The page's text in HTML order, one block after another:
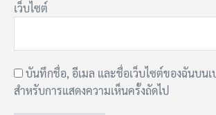
เว็บไซต์
บันทึกชื่อ, อีเมล และชื่อเว็บไซต์ของฉันบนเ
สำหรับการแสดงความเห็นครั้งถัดไป